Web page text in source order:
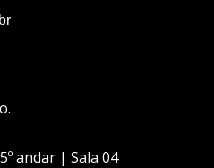
andar | Sala 04